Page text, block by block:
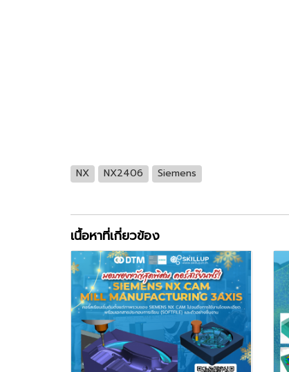
NX NX2406 Siemens
เนื้อหาที่เกี่ยวข้อง